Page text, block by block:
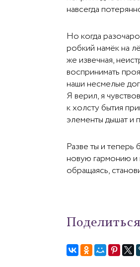
навсегда
Но когда
робкий намёк на
же извечная,
воспринимать
наши несмелые
Я верил, я
к холсту бытия
элементы дышат и
Разве ты и теперь
новую гармонию
обращаясь,